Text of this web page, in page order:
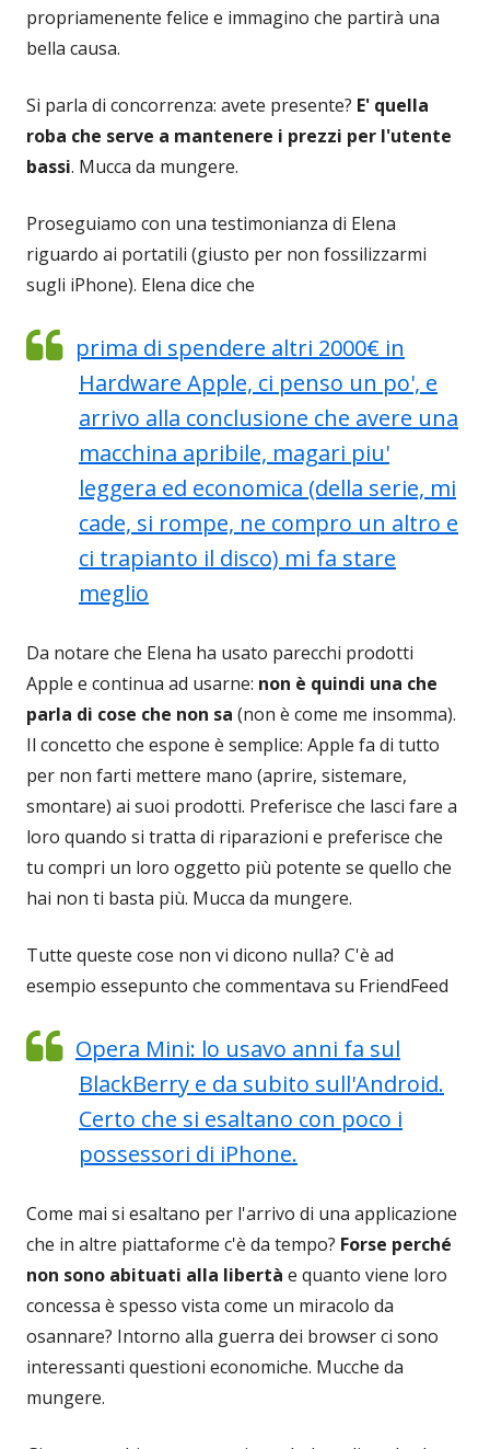
propriamenente felice e immagino che partirà una
bella causa.
Si parla di concorrenza: avete presente? E' quella
roba che serve a mantenere i prezzi per l'utente
bassi. Mucca da mungere.
Proseguiamo con una testimonianza di Elena
riguardo ai portatili (giusto per non fossilizzarmi
sugli iPhone). Elena dice che
prima di spendere altri 2000€ in
Hardware Apple, ci penso un po', e
arrivo alla conclusione che avere una
macchina apribile, magari piu'
leggera ed economica (della serie, mi
cade, si rompe, ne compro un altro e
ci trapianto il disco) mi fa stare
meglio
Da notare che Elena ha usato parecchi prodotti
Apple e continua ad usarne: non è quindi una che
parla di cose che non sa (non è come me insomma).
Il concetto che espone è semplice: Apple fa di tutto
per non farti mettere mano (aprire, sistemare,
smontare) ai suoi prodotti. Preferisce che lasci fare a
loro quando si tratta di riparazioni e preferisce che
tu compri un loro oggetto più potente se quello che
hai non ti basta più. Mucca da mungere.
Tutte queste cose non vi dicono nulla? C'è ad
esempio essepunto che commentava su FriendFeed
Opera Mini: lo usavo anni fa sul
BlackBerry e da subito sull'Android.
Certo che si esaltano con poco i
possessori di iPhone.
Come mai si esaltano per l'arrivo di una applicazione
che in altre piattaforme c'è da tempo? Forse perché
non sono abituati alla libertà e quanto viene loro
concessa è spesso vista come un miracolo da
osannare? Intorno alla guerra dei browser ci sono
interessanti questioni economiche. Mucche da
mungere.